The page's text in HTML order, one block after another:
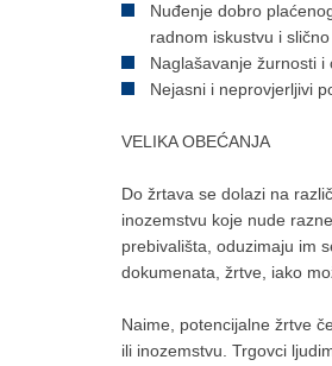
Nuđenje dobro
radnom iskustvu i slično
Naglašavanje žurnosti
Nejasni i neprovjerljivi
VELIKA OBEĆANJA
Do žrtava se dolazi na
inozemstvu koje nude
prebivališta, oduzimaju im
dokumenata, žrtve, iako
Naime, potencijalne žrtve
ili inozemstvu. Trgovci